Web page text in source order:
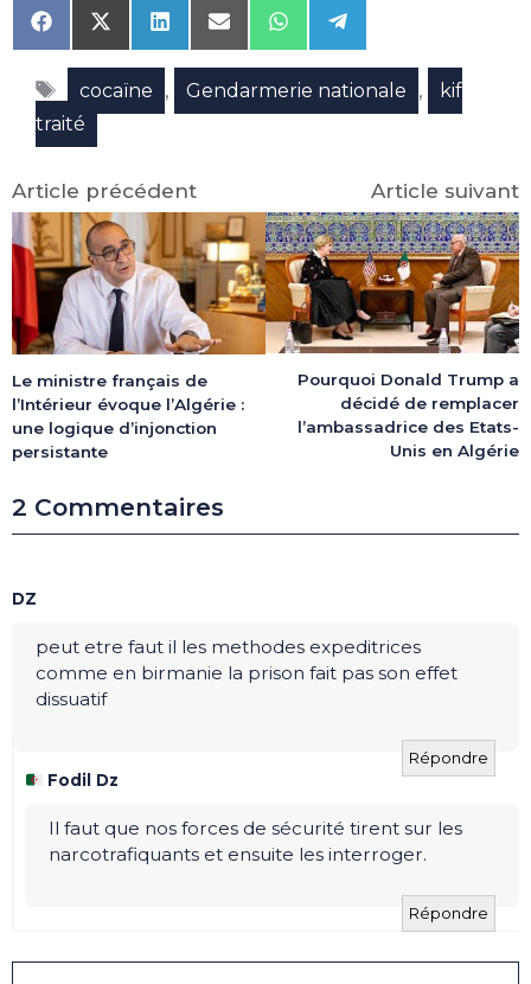
Share
on
Facebook
Share
on
X
(Twitter)
Share
on
LinkedIn
Share
on
Email
Share
on
WhatsApp
Share
on
Telegram
Étiquettes
cocaïne , Gendarmerie nationale ,
kif
traité
Article précédent
Le ministre français de
l’Intérieur évoque l’Algérie :
une logique d’injonction
persistante
Article suivant
Pourquoi Donald Trump a
décidé de remplacer
l’ambassadrice des Etats-
Unis en Algérie
2 Commentaires
DZ
peut etre faut il les methodes expeditrices
comme en birmanie la prison fait pas son effet
dissuatif
Répondre
Fodil Dz
Il faut que nos forces de sécurité tirent sur les
narcotrafiquants et ensuite les interroger.
Répondre